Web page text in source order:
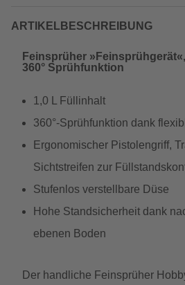
ARTIKELBESCHREIBUNG
Feinsprüher
360° Sprühfunktion
1,0 L Füllinhalt
360°-Sprühfunktion dank
Ergonomischer Pistolengriff,
Sichtstreifen zur
Stufenlos verstellbare Düse
Hohe Standsicherheit dank
ebenen Boden
Der handliche Feinsprüher